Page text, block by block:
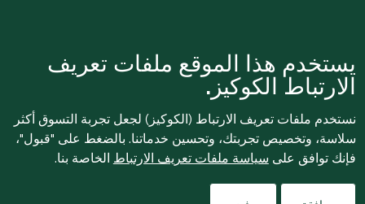
يستخدم هذا الموقع ملفات تعريف
الارتباط الكوكيز.
نستخدم ملفات تعريف الارتباط (الكوكيز) لجعل تجربة التسوق أكثر
سلاسة، وتخصيص تجربتك، وتحسين خدماتنا. بالضغط على "قبول"،
فإنك توافق على سياسة ملفات تعريف الارتباط الخاصة بنا.